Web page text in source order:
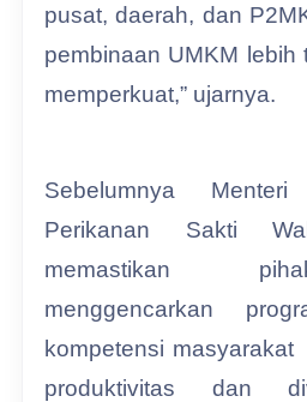
pusat, daerah, dan
pembinaan UMKM lebih
memperkuat,” ujarnya.
Sebelumnya
Perikanan Sakti
memastikan
menggencarkan
kompetensi
produktivitas dan